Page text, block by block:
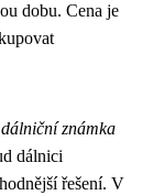
dobu. Cena je
známka
dálnici
řešení. V